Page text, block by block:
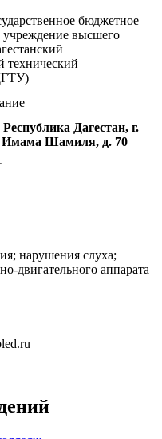
бюджетное
учреждение высшего
технический
Дагестан, г.
Имама Шамиля, д. 70
нарушения слуха;
двигательного аппарата